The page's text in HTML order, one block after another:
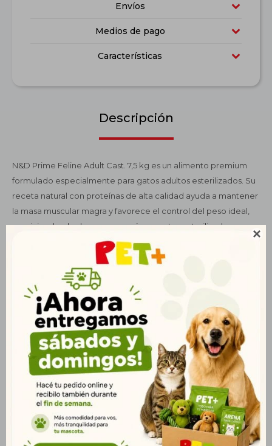

Envíos
Medios de pago
Características
Descripción
N&D Prime Feline Adult Cast. 7,5 kg es un alimento premium
formulado especialmente para gatos adultos esterilizados. Su
receta natural con proteínas de alta calidad ayuda a mantener
la masa muscular magra y favorece el control del peso ideal,
previniendo el sobrepeso común en gatos esterilizados.
Enriquecido con taurina y antioxidantes naturales, contribuye a
la salud cardiovascular, la función ocular y fortalece el sistema
inmunológico. Su fórmula incluye prebióticos y fibras naturales
que promueven una digestión saludable y facilitan la
eliminación de bolas de pelo. Además, contiene ácidos grasos
Omega 3 y 6 que ayudan a mantener la salud de la piel y un
pelaje brillante y sedoso. Ideal para gatos adultos esterilizados
que necesitan una nutrición completa y adaptada para
conservar su vitalidad y condición física. Presentación: Bolsa
de 7,5 kg. Entrega rápida en Montevideo y todo Uruguay.